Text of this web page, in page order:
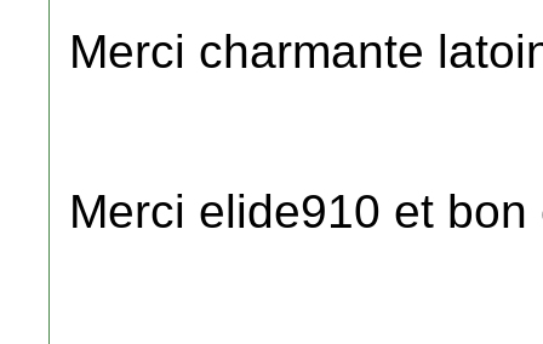
Merci charmante
Merci elide910 et bon